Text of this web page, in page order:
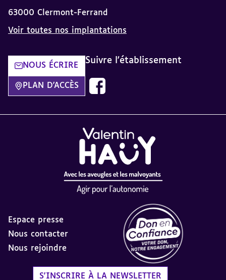
63000 Clermont-Ferrand
Voir toutes nos implantations
NOUS ÉCRIRE
PLAN D'ACCÈS
Suivre l'établissement
Retrouvez nos actualités
Espace presse
Nous contacter
Nous rejoindre
S'INSCRIRE À LA NEWSLETTER